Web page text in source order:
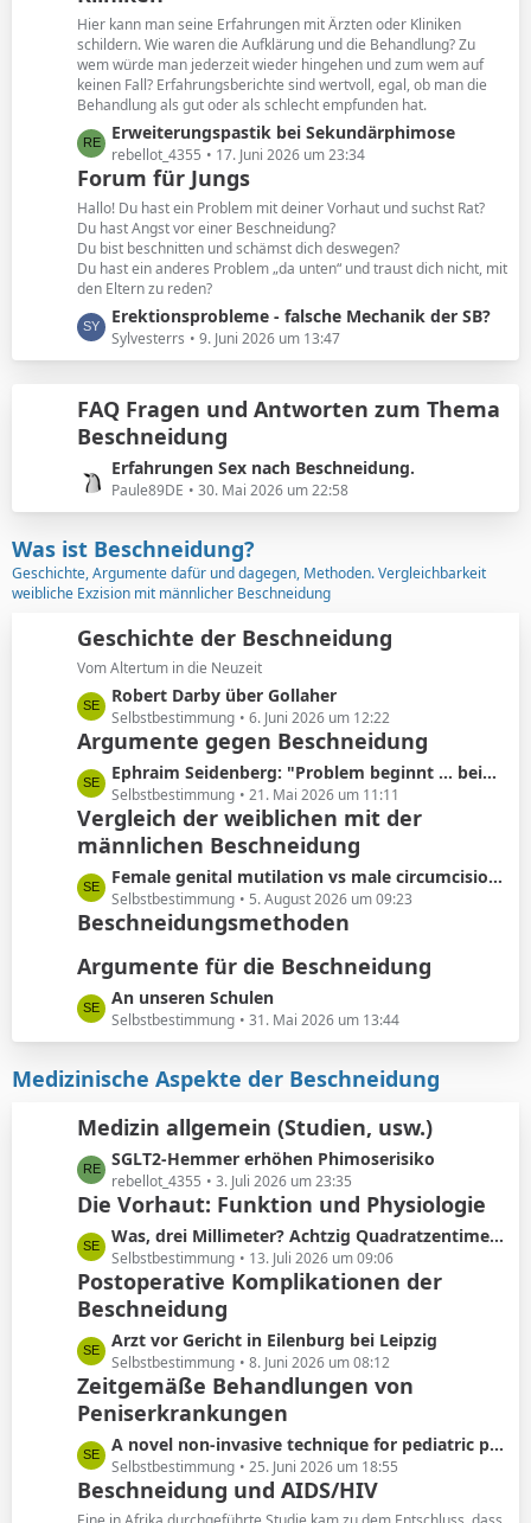
e
t
e
B
e
i
t
r
ä
g
e
Hier kann man seine Erfahrungen mit Ärzten oder Kliniken
schildern. Wie waren die Aufklärung und die Behandlung? Zu
wem würde man jederzeit wieder hingehen und zum wem auf
keinen Fall? Erfahrungsberichte sind wertvoll, egal, ob man die
Behandlung als gut oder als schlecht empfunden hat.
L
e
t
z
t
e
B
e
i
t
g
e
Erweiterungspastik bei Sekundärphimose
rebellot_4355 17. Juni 2026 um 23:34
Forum für Jungs
Hallo! Du hast ein Problem mit deiner Vorhaut und suchst Rat?
Du hast Angst vor einer Beschneidung?
Du bist beschnitten und schämst dich deswegen?
Du hast ein anderes Problem „da unten“ und traust dich nicht, mit
den Eltern zu reden?
L
e
t
t
e
e
r
ä
g
Erektionsprobleme - falsche Mechanik der SB?
Sylvesterrs 9. Juni 2026 um 13:47
FAQ Fragen und Antworten zum Thema
Beschneidung
L
e
t
z
t
e
e
i
t
r
ä
g
e
Erfahrungen Sex nach Beschneidung.
Paule89DE 30. Mai 2026 um 22:58
Was ist Beschneidung?
Geschichte, Argumente dafür und dagegen, Methoden. Vergleichbarkeit
weibliche Exzision mit männlicher Beschneidung
Geschichte der Beschneidung
Vom Altertum in die Neuzeit
L
e
t
z
t
e
B
e
i
r
ä
g
e
Robert Darby über Gollaher
Selbstbestimmung 6. Juni 2026 um 12:22
Argumente gegen Beschneidung
L
e
t
z
e
B
e
i
r
e
Ephraim Seidenberg: "Problem beginnt ... beim Abschneiden der Vorhaut"
Selbstbestimmung 21. Mai 2026 um 11:11
Vergleich der weiblichen mit der
männlichen Beschneidung
L
e
t
t
e
B
e
i
t
ä
g
e
Female genital mutilation vs male circumcision: Understanding the differences
Selbstbestimmung 5. August 2026 um 09:23
Beschneidungsmethoden
Argumente für die Beschneidung
L
e
t
z
t
e
B
e
i
t
r
ä
g
e
An unseren Schulen
Selbstbestimmung 31. Mai 2026 um 13:44
Medizinische Aspekte der Beschneidung
Medizin allgemein (Studien, usw.)
L
e
t
z
t
e
B
e
i
r
ä
g
e
SGLT2-Hemmer erhöhen Phimoserisiko
rebellot_4355 3. Juli 2026 um 23:35
Die Vorhaut: Funktion und Physiologie
L
e
t
z
e
B
e
i
t
r
ä
Was, drei Millimeter? Achtzig Quadratzentimeter!
Selbstbestimmung 13. Juli 2026 um 09:06
Postoperative Komplikationen der
Beschneidung
L
e
t
z
e
B
e
Arzt vor Gericht in Eilenburg bei Leipzig
Selbstbestimmung 8. Juni 2026 um 08:12
Zeitgemäße Behandlungen von
Peniserkrankungen
L
e
t
z
A novel non-invasive technique for pediatric phimosis treatment
Selbstbestimmung 25. Juni 2026 um 18:55
Beschneidung und AIDS/HIV